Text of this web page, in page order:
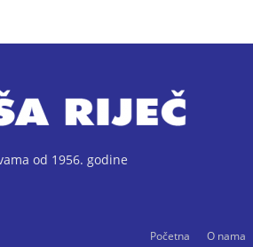
od 1956. godine
Početna O nama